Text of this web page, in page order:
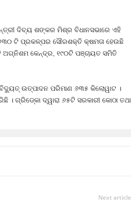
ଦିବ୍ୟ ଶଙ୍କର ମିଶ୍ର ବିଧାନସଭାରେ ଏହି
ଟି ପ୍ରକଳ୍ପର ସୌରଶକ୍ତି କ୍ଷମତା ହେଉଛି
ଅଗ୍ନିଶମ କେନ୍ଦ୍ର, ୧୯୦ଟି ପଞ୍ଚାୟତ ସମିତି
ବିଦ୍ୟୁତ୍‍ ଉତ୍ପାଦନ ପରିମାଣ ୬୩୫ କିଲୋୱାଟ ।
ଗ୍ରିଡ୍‍କୋ ଦ୍ୱାରା ୬୫ଟି ସରକାରୀ କୋଠା ତଥା
Next article